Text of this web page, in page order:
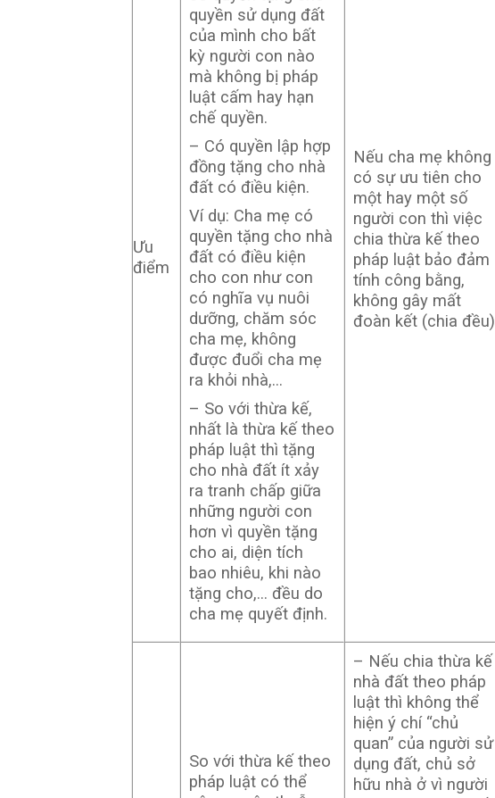
Ưu
điểm
quyền sử dụng đất
của mình cho bất
kỳ người con nào
mà không bị pháp
luật cấm hay hạn
chế quyền.
– Có quyền lập hợp
đồng tặng cho nhà
đất có điều kiện.
Ví dụ: Cha mẹ có
quyền tặng cho nhà
đất có điều kiện
cho con như con
có nghĩa vụ nuôi
dưỡng, chăm sóc
cha mẹ, không
được đuổi cha mẹ
ra khỏi nhà,…
– So với thừa kế,
nhất là thừa kế theo
pháp luật thì tặng
cho nhà đất ít xảy
ra tranh chấp giữa
những người con
hơn vì quyền tặng
cho ai, diện tích
bao nhiêu, khi nào
tặng cho,… đều do
cha mẹ quyết định.
Nếu cha mẹ không
có sự ưu tiên cho
một hay một số
người con thì việc
chia thừa kế theo
pháp luật bảo đảm
tính công bằng,
không gây mất
đoàn kết (chia đều)
So với thừa kế theo
pháp luật có thể
– Nếu chia thừa kế
nhà đất theo pháp
luật thì không thể
hiện ý chí “chủ
quan” của người sử
dụng đất, chủ sở
hữu nhà ở vì người